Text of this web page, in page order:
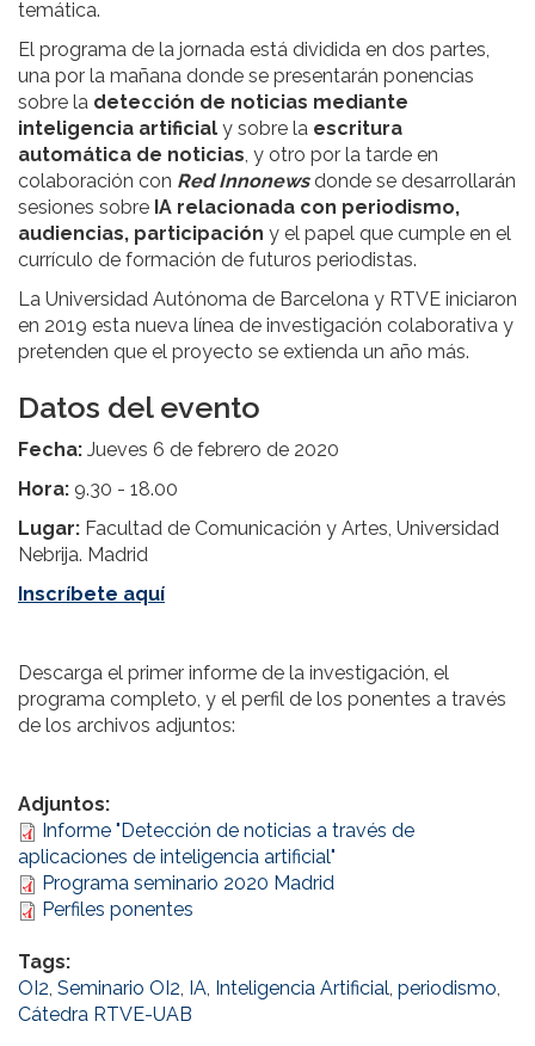
temática.
El programa de la jornada está dividida en dos partes,
una por la mañana donde se presentarán ponencias
sobre la detección de noticias mediante
inteligencia artificial y sobre la escritura
automática de noticias, y otro por la tarde en
colaboración con Red Innonewsdonde se desarrollarán
sesiones sobre IA relacionada con periodismo,
audiencias, participación y el papel que cumple en el
currículo de formación de futuros periodistas.
La Universidad Autónoma de Barcelona y RTVE iniciaron
en 2019 esta nueva línea de investigación colaborativa y
pretenden que el proyecto se extienda un año más.
Datos del evento
Fecha: Jueves 6 de febrero de 2020
Hora: 9.30 - 18.00
Lugar: Facultad de Comunicación y Artes, Universidad
Nebrija. Madrid
Inscríbete aquí
Descarga el primer informe de la investigación, el
programa completo, y el perfil de los ponentes a través
de los archivos adjuntos:
Adjuntos:
Informe "Detección de noticias a través de
aplicaciones de inteligencia artificial"
Programa seminario 2020 Madrid
Perfiles ponentes
Tags:
OI2, Seminario OI2, IA, Inteligencia Artificial, periodismo,
Cátedra RTVE-UAB